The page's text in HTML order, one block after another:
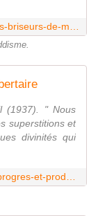
(1937). " Nous
superstitions et
divinités qui